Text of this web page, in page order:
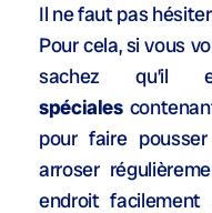
Il ne faut pas
Pour cela, si vous
sachez qu’il
spéciales
pour faire
arroser
endroit